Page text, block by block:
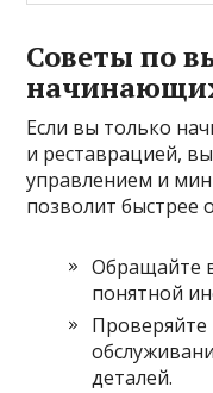
Советы по
Если вы только
и реставрацией,
управлением и
позволит быстрее
Обращайте
понятной
Проверяйте
деталей.